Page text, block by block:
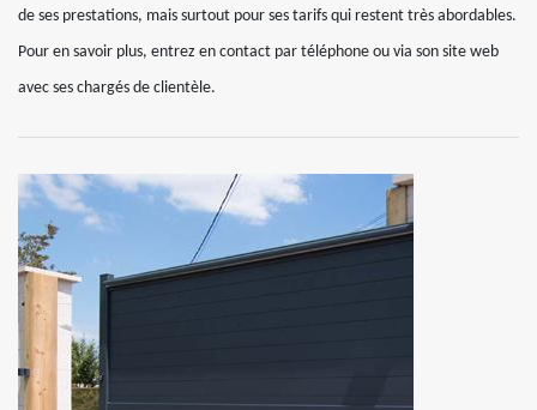
de ses prestations, mais surtout pour ses tarifs qui restent très abordables.
Pour en savoir plus, entrez en contact par téléphone ou via son site web
avec ses chargés de clientèle.